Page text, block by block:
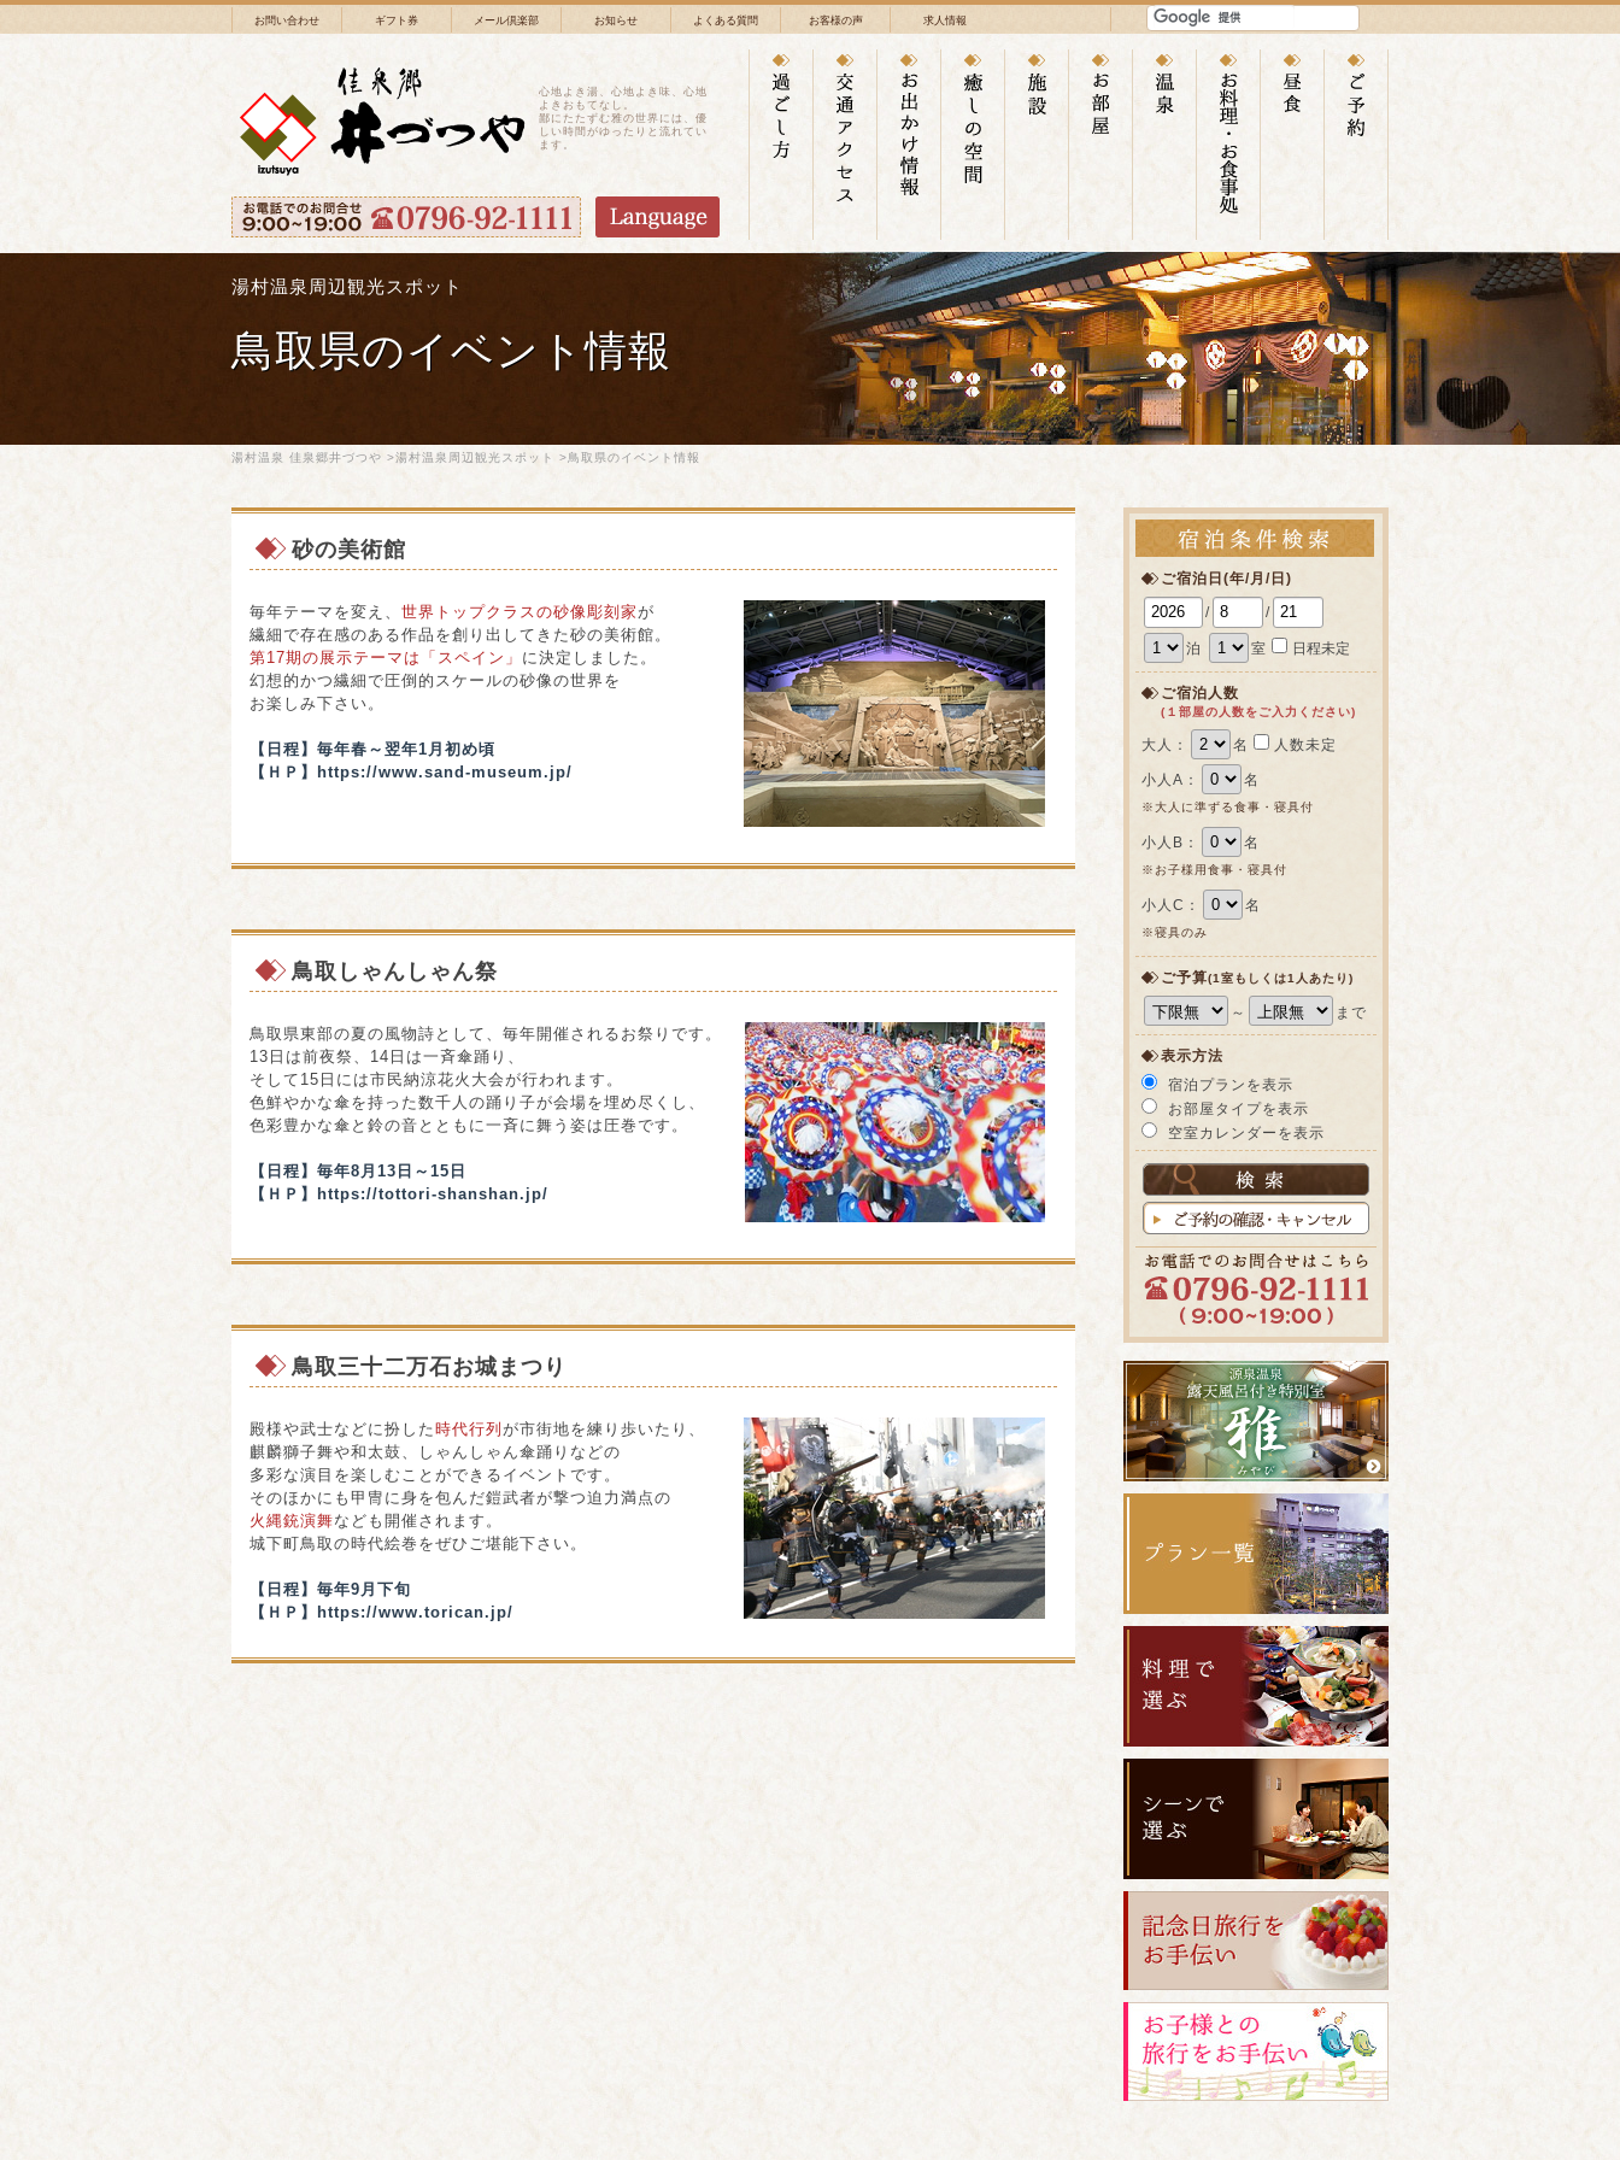
お問い合わせ ギフト券 メール倶楽部 お知らせ よくある質問 お客様の声 求人情報
心地よき湯、心地よき味、心地
よきおもてなし。
鄙にたたずむ雅の世界には、優
しい時間がゆったりと流れてい
ます。
湯村温泉周辺観光スポット
鳥取県のイベント情報
湯村温泉 佳泉郷井づつや >湯村温泉周辺観光スポット >鳥取県のイベント情報
砂の美術館
毎年テーマを変え、 世界トップクラスの砂像彫刻家が
繊細で存在感のある作品を創り出してきた砂の美術館。
第17期の展示テーマは「スペイン」 に決定しました。
幻想的かつ繊細で圧倒的スケールの砂像の世界を
お楽しみ下さい。
【日程】毎年春～翌年1月初め頃
【ＨＰ】
https://www.sand-museum.jp/
鳥取しゃんしゃん祭
鳥取県東部の夏の風物詩として、毎年開催されるお祭りです。
13日は前夜祭、14日は一斉傘踊り、
そして15日には市民納涼花火大会が行われます。
色鮮やかな傘を持った数千人の踊り子が会場を埋め尽くし、
色彩豊かな傘と鈴の音とともに一斉に舞う姿は圧巻です。
【日程】毎年8月13日～15日
【ＨＰ】
https://tottori-shanshan.jp/
鳥取三十二万石お城まつり
殿様や武士などに扮した時代行列 が市街地を練り歩いたり、
麒麟獅子舞や和太鼓、しゃんしゃん傘踊りなどの
多彩な演目を楽しむことができるイベントです。
そのほかにも甲冑に身を包んだ鎧武者が撃つ迫力満点の
火縄銃演舞なども開催されます。
城下町鳥取の時代絵巻をぜひご堪能下さい。
【日程】毎年9月下旬
【ＨＰ】
https://www.torican.jp/
ご宿泊日(年/月/日)
/
/
泊 室 日程未定
ご宿泊人数
(１部屋の人数をご入力ください)
大人： 名 人数未定
小人A： 名
※大人に準ずる食事・寝具付
小人B： 名
※お子様用食事・寝具付
小人C： 名
※寝具のみ
ご予算(1室もしくは1人あたり)
～ まで
表示方法
宿泊プランを表示
お部屋タイプを表示
空室カレンダーを表示